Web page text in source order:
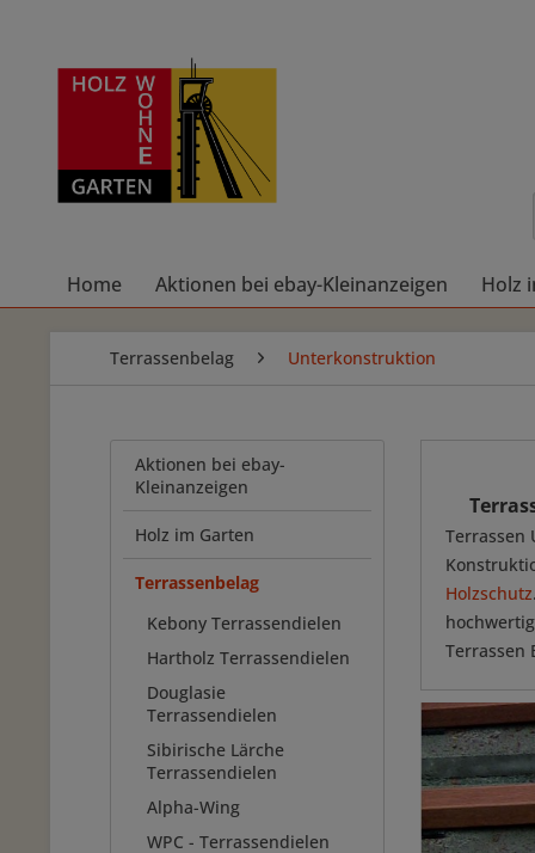
Home Aktionen bei ebay-Kleinanzeigen Holz
Terrassenbelag Unterkonstruktion
Aktionen bei ebay-
Kleinanzeigen
Holz im Garten
Terrassenbelag
Kebony Terrassendielen
Hartholz Terrassendielen
Douglasie
Terrassendielen
Sibirische Lärche
Terrassendielen
Alpha-Wing
WPC - Terrassendielen
Terrassen
Holzschutz
Terrassen